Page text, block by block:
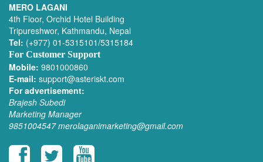
MERO LAGANI
4th Floor, Orchid Hotel Building
Tripureshwor, Kathmandu, Nepal
Tel: (+977) 01-5315101/5315184
For Customer Support
Mobile: 9801000860
E-mail: support@asteriskt.com
For advertisement:
Brajesh Subedi
Marketing Manager
9851004547 merolaganimarketing@gmail.com